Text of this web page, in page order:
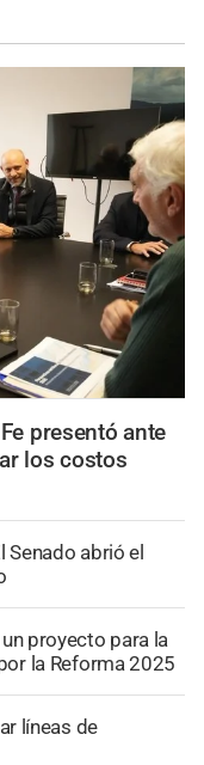
presentó ante
los costos
Senado abrió el
proyecto para la
la Reforma 2025
líneas de